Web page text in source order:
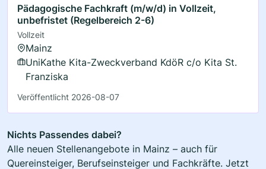
Pädagogische Fachkraft (m/w/d) in Vollzeit,
unbefristet (Regelbereich 2-6)
Vollzeit
Mainz
UniKathe Kita-Zweckverband KdöR c/o Kita St.
Franziska
Veröffentlicht 2026-08-07
Nichts Passendes dabei?
Alle neuen Stellenangebote in Mainz – auch für
Quereinsteiger, Berufseinsteiger und Fachkräfte. Jetzt